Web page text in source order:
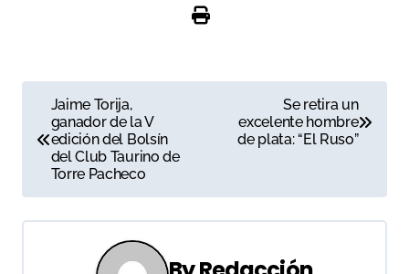
a
e
Jaime Torija,
ganador de la V
edición del Bolsín
del Club Taurino de
Torre Pacheco
Se retira un
excelente hombre
de plata: “El Ruso”